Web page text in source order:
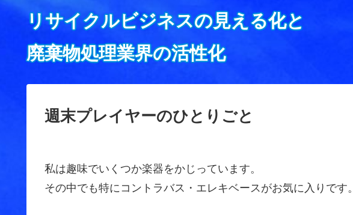
リサイクルビジネスの見える化と
廃棄物処理業界の活性化
週末プレイヤーのひとりごと
私は趣味でいくつか楽器をかじっています。
その中でも特にコントラバス・エレキベースがお気に入りです。